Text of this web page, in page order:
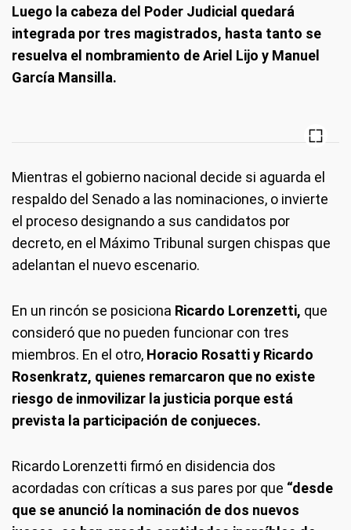
Luego la cabeza del Poder Judicial quedará
integrada por tres magistrados, hasta tanto se
resuelva el nombramiento de Ariel Lijo y Manuel
García Mansilla.
Mientras el gobierno nacional decide si aguarda el
respaldo del Senado a las nominaciones, o invierte
el proceso designando a sus candidatos por
decreto, en el Máximo Tribunal surgen chispas que
adelantan el nuevo escenario.
En un rincón se posiciona Ricardo Lorenzetti, que
consideró que no pueden funcionar con tres
miembros. En el otro, Horacio Rosatti y Ricardo
Rosenkratz, quienes remarcaron que no existe
riesgo de inmovilizar la justicia porque está
prevista la participación de conjueces.
Ricardo Lorenzetti firmó en disidencia dos
acordadas con críticas a sus pares por que “desde
que se anunció la nominación de dos nuevos